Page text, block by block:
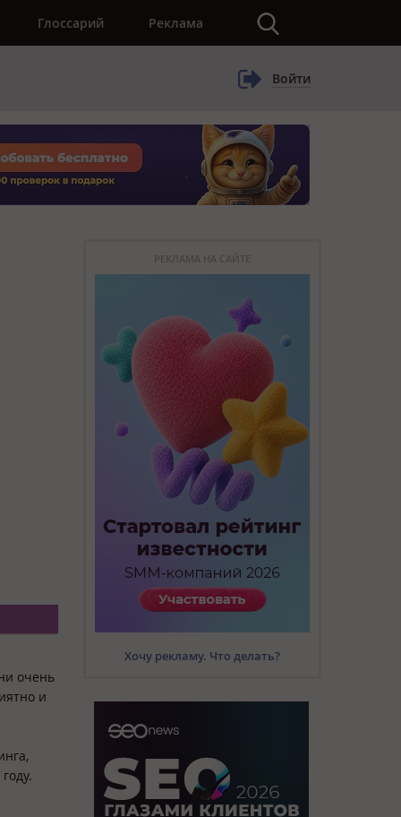
Глоссарий Реклама
Войти
очень
и
РЕКЛАМА НА САЙТЕ
Хочу рекламу. Что делать?